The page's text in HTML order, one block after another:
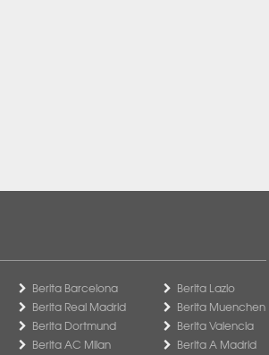
Berita Barcelona
Berita Real Madrid
Berita Dortmund
Berita AC Milan
Berita Lazio
Berita Muenchen
Berita Valencia
Berita A Madrid